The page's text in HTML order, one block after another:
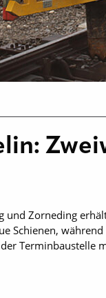
Zorneding
Schienen,
Terminbaustelle